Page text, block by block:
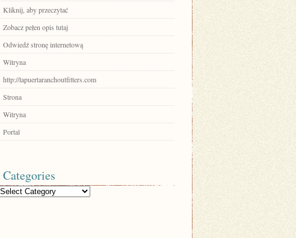
Kliknij, aby przeczytać
Zobacz pełen opis tutaj
Odwiedź stronę internetową
Witryna
http://lapuertaranchoutfitters.com
Strona
Witryna
Portal
Categories
Categories